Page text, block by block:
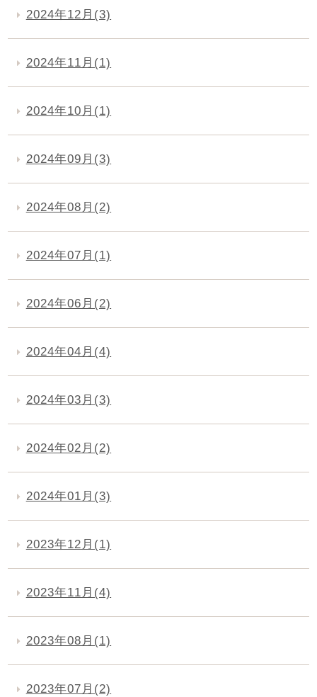
2024年12月(3)
2024年11月(1)
2024年10月(1)
2024年09月(3)
2024年08月(2)
2024年07月(1)
2024年06月(2)
2024年04月(4)
2024年03月(3)
2024年02月(2)
2024年01月(3)
2023年12月(1)
2023年11月(4)
2023年08月(1)
2023年07月(2)